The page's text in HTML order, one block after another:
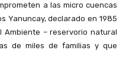
a las micro cuencas
Yanuncay, declarado en 1985
Ambiente – reservorio natural
de miles de familias y que